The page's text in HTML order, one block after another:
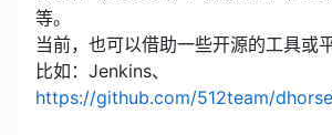
等。
当前，也可以借助一些开源的工具或
比如：Jenkins、
https://github.com/512team/dhorse